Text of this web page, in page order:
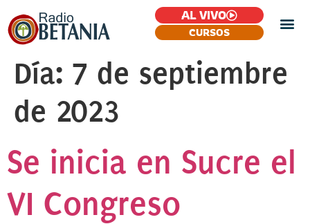
AL VIVO
CURSOS
Día: 7 de septiembre
de 2023
Se inicia en Sucre el
VI Congreso